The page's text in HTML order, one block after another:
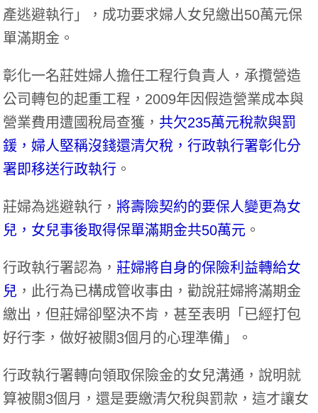
產逃避執行」，成功要求婦人女兒繳出50萬元保
單滿期金。
彰化一名莊姓婦人擔任工程行負責人，承攬營造
公司轉包的起重工程，2009年因假造營業成本與
營業費用遭國稅局查獲， 共欠235萬元稅款與罰
鍰，婦人堅稱沒錢還清欠稅，行政執行署彰化分
署即移送行政執行 。
莊婦為逃避執行，將壽險契約的要保人變更為女
兒，女兒事後取得保單滿期金共50萬元 。
行政執行署認為， 莊婦將自身的保險利益轉給女
兒 ，此行為已構成管收事由，勸說莊婦將滿期金
繳出，但莊婦卻堅決不肯，甚至表明「已經打包
好行李，做好被關3個月的心理準備」。
行政執行署轉向領取保險金的女兒溝通，說明就
算被關3個月，還是要繳清欠稅與罰款，這才讓女